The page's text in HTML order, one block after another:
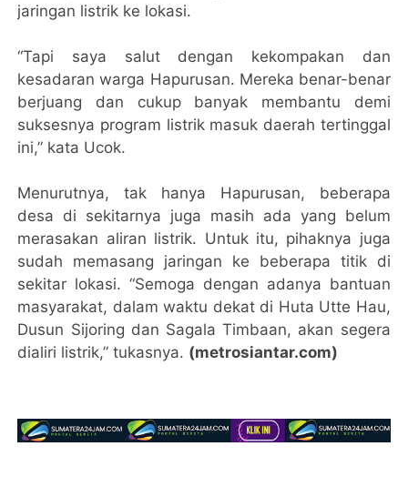
jaringan listrik ke lokasi.
“Tapi saya salut dengan kekompakan dan
kesadaran warga Hapurusan. Mereka benar-benar
berjuang dan cukup banyak membantu demi
suksesnya program listrik masuk daerah tertinggal
ini,” kata Ucok.
Menurutnya, tak hanya Hapurusan, beberapa
desa di sekitarnya juga masih ada yang belum
merasakan aliran listrik. Untuk itu, pihaknya juga
sudah memasang jaringan ke beberapa titik di
sekitar lokasi. “Semoga dengan adanya bantuan
masyarakat, dalam waktu dekat di Huta Utte Hau,
Dusun Sijoring dan Sagala Timbaan, akan segera
dialiri listrik,” tukasnya. (metrosiantar.com)